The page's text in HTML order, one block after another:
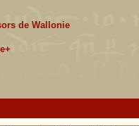
de Wallonie